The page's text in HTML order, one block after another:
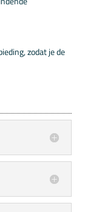
zodat je de